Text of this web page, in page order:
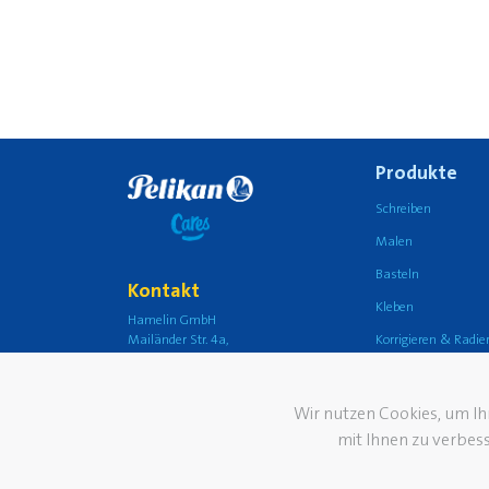
Kontakt
Hamelin GmbH
Mailänder Str. 4a,
Produkte
Schreiben
Malen
Basteln
Kleben
Korrigieren &
Büro
Design
Wir nutzen Cookies, um
mit Ihnen zu